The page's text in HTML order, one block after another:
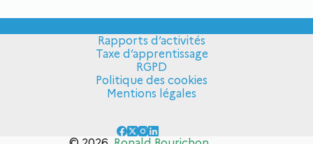
Rapports d’activités
Taxe d’apprentissage
RGPD
Politique des cookies
Mentions légales